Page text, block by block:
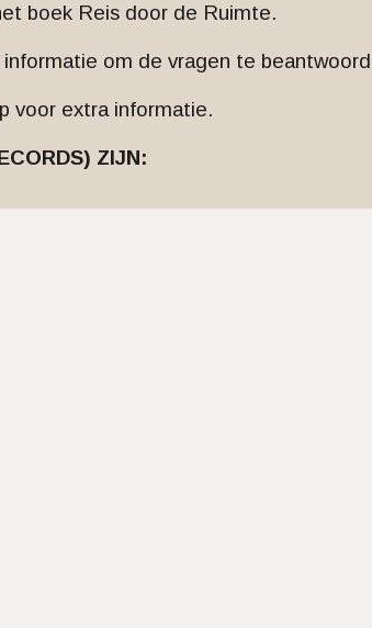
boek Reis door de Ruimte.
om de vragen te
voor extra informatie.
ZIJN: